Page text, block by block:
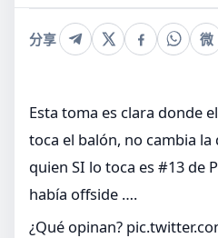
分享 微
Esta toma es clara donde
toca el balón, no cambia
quien SI lo toca es #13 de
había offside ….
¿Qué opinan?